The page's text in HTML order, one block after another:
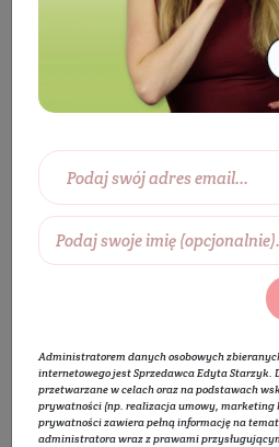
Administratorem danych osobowych
internetowego jest Sprzedawca Edyta Starzyk.
przetwarzane w celach oraz na podstawach
prywatności (np. realizacja umowy, marketing
prywatnościzawiera pełną informację na
administratora wraz z prawami